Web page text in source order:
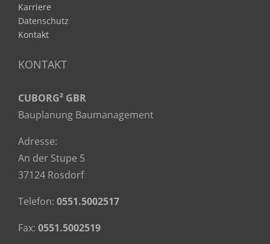
Karriere
Datenschutz
Kontakt
KONTAKT
CUBORG² GBR
Bauplanung Baumanagement
Adresse:
An der Stupe 5
37124 Rosdorf
Telefon: 0551.5002517
Fax: 0551.5002519